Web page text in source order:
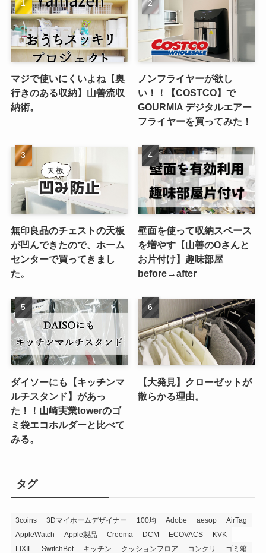
マジで使いにくいよね【奥
行きのある収納】山善流収
納術。
ノンフライヤーが欲し
い！！【COSTCO】で
GOURMIA デジタルエアー
フライヤーを買ってみた！
無印良品のチェストの天板
が凹んできたので、ホーム
センターで買ってきまし
た。
壁面を使って収納スペース
を増やす【山善のOさんと
お片付け】趣味部屋
before→after
ダイソーにも【キッチンマ
ルチスタンド】があっ
た！！山崎実業towerのゴ
ミ袋エコホルダーと比べて
みる。
【大発見】クローゼットが
散らかる理由。
タグ
3coins 3Dマイホームデザイナー 100均 Adobe aesop
AirTag
AppleWatch
Apple製品 Creema DCM ECOVACS
KVK
LIXIL
SwitchBot キッチン クッションフロア コンクリ
ゴミ箱